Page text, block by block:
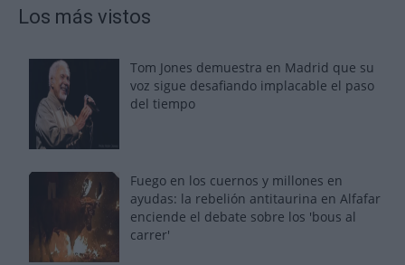
Los más vistos
Tom Jones demuestra en Madrid que su
voz sigue desafiando implacable el paso
del tiempo
Fuego en los cuernos y millones en
ayudas: la rebelión antitaurina en Alfafar
enciende el debate sobre los 'bous al
carrer'